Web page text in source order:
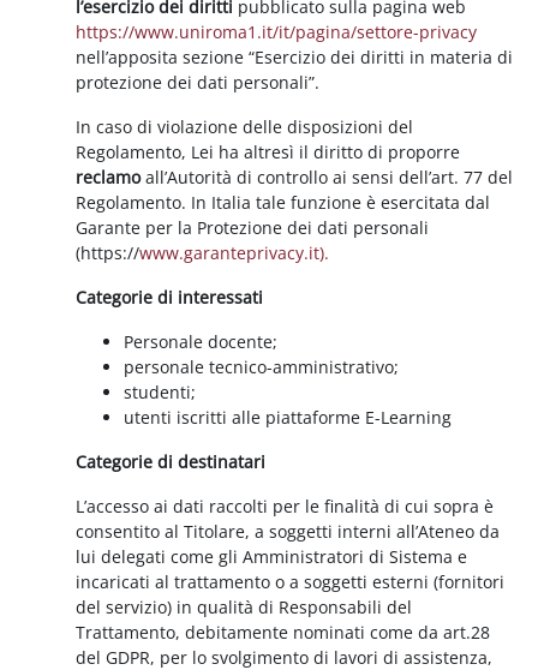
l’esercizio dei diritti pubblicato sulla pagina web
https://www.uniroma1.it/it/pagina/settore-privacy
nell’apposita sezione “Esercizio dei diritti in materia di
protezione dei dati personali”.
In caso di violazione delle disposizioni del
Regolamento, Lei ha altresì il diritto di proporre
reclamoall’Autorità di controllo ai sensi dell’art. 77 del
Regolamento. In Italia tale funzione è esercitata dal
Garante per la Protezione dei dati personali
(https://www.garanteprivacy.it).
Categorie di interessati
Personale docente;
personale tecnico-amministrativo;
studenti;
utenti iscritti alle piattaforme E-Learning
Categorie di destinatari
L’accesso ai dati raccolti per le finalità di cui sopra è
consentito al Titolare, a soggetti interni all’Ateneo da
lui delegati come gli Amministratori di Sistema e
incaricati al trattamento o a soggetti esterni (fornitori
del servizio) in qualità di Responsabili del
Trattamento, debitamente nominati come da art.28
del GDPR, per lo svolgimento di lavori di assistenza,